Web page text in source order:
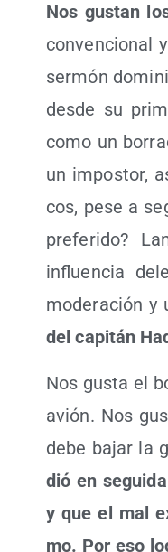
Nos gus­tan
con­ven­cio­nal
ser­món
des­de su
como un
un impos­tor,
cos, pese a
pre­fe­ri­do?
influen­cia
mode­ra­ción y
del capi­tán
Nos gus­ta el
avión. Nos
debe bajar la
dió en
y que el mal
mo. Por eso